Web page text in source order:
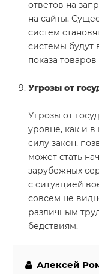
ответов на
на сайты.
систем
системы будут
показа
Угрозы от
Угрозы от
уровне, как и
силу закон,
может стать
зарубежных
с ситуацией
совсем не
различным
бедствиям.
Алексей